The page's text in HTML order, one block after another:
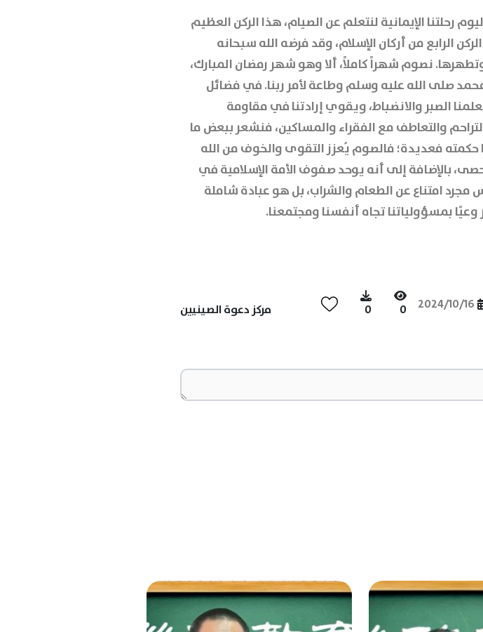
رحلتنا الإيمانية لنتعلم عن الصيام، هذا الركن العظيم
الرابع من أركان الإسلام، وقد فرضه الله سبحانه
نصوم شهراً كاملاً، ألا وهو شهر رمضان المبارك،
صلى الله عليه وسلم وطاعة لأمر ربنا. في فضائل
الصبر والانضباط، ويقوي إرادتنا في مقاومة
والتعاطف مع الفقراء والمساكين، فنشعر ببعض ما
حكمته فعديدة؛ فالصوم يُعزز التقوى والخوف من الله
بالإضافة إلى أنه يوحد صفوف الأمة الإسلامية في
امتناع عن الطعام والشراب، بل هو عبادة شاملة
وعيًا بمسؤولياتنا تجاه أنفسنا ومجتمعنا.
2024/10/16
0
0
مركز دعوة الصينيين